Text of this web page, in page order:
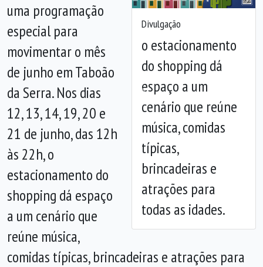
Divulgação
o estacionamento
do shopping dá
espaço a um
cenário que reúne
música, comidas
típicas,
brincadeiras e
atrações para
todas as idades.
Anterior
uma programação
especial para
movimentar o mês
de junho em Taboão
da Serra. Nos dias
12, 13, 14, 19, 20 e
21 de junho, das 12h
às 22h, o
estacionamento do
shopping dá espaço
a um cenário que
reúne música,
comidas típicas, brincadeiras e atrações para